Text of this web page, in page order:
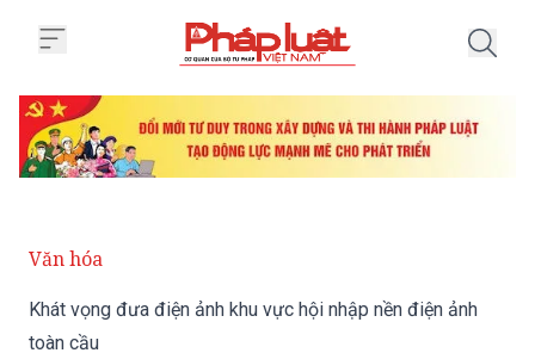
Văn hóa
Khát vọng đưa điện ảnh khu vực hội nhập nền điện ảnh
toàn cầu